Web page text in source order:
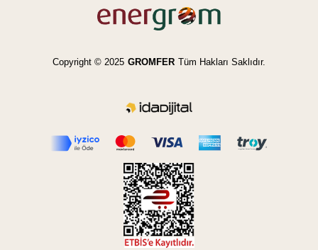
Copyright © 2025 GROMFER Tüm Hakları Saklıdır.